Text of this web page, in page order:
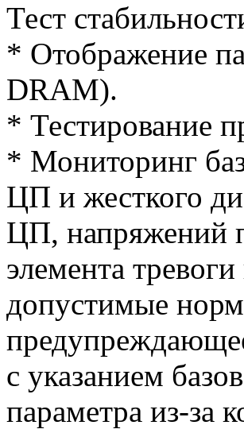
Тест
* Отображение
DRAM).
* Тестирование
* Мониторинг
ЦП и жесткого
ЦП, напряжений
элемента
допустимые
с указанием
параметра из-за